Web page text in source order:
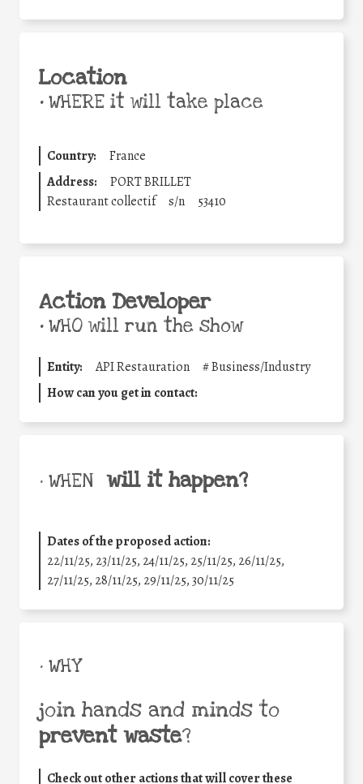
Location
•WHERE it will take place
Country:
France
Address:
PORT BRILLET
Restaurant collectif
s/n 53410
Action Developer
•WHO will run the show
Entity: API Restauration #Business/Industry
How can you get in contact:
• WHEN will it happen?
Dates of the proposed action:
22/11/25, 23/11/25, 24/11/25, 25/11/25, 26/11/25,
27/11/25, 28/11/25, 29/11/25,30/11/25
• WHY
join hands and minds to
prevent waste?
Check out other actions that will cover these